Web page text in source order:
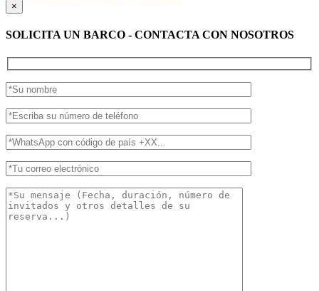
×
SOLICITA UN BARCO - CONTACTA CON NOSOTROS